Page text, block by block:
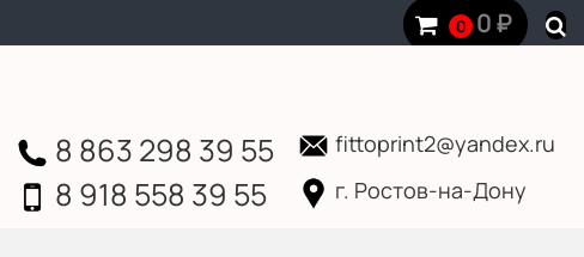
0 0₽
8 863 298 39 55
8 918 558 39 55
fittoprint2@yandex.ru
г. Ростов-на-Дону